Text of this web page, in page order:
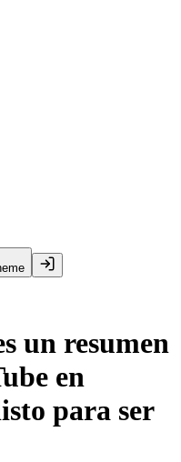
un resumen
en
para ser